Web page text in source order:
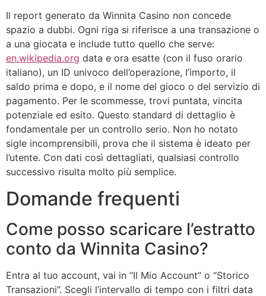
Il report generato da Winnita Casino non concede
spazio a dubbi. Ogni riga si riferisce a una transazione o
a una giocata e include tutto quello che serve:
en.wikipedia.org data e ora esatte (con il fuso orario
italiano), un ID univoco dell’operazione, l’importo, il
saldo prima e dopo, e il nome del gioco o del servizio di
pagamento. Per le scommesse, trovi puntata, vincita
potenziale ed esito. Questo standard di dettaglio è
fondamentale per un controllo serio. Non ho notato
sigle incomprensibili, prova che il sistema è ideato per
l’utente. Con dati così dettagliati, qualsiasi controllo
successivo risulta molto più semplice.
Domande frequenti
Come posso scaricare l’estratto
conto da Winnita Casino?
Entra al tuo account, vai in “Il Mio Account” o “Storico
Transazioni”. Scegli l’intervallo di tempo con i filtri data